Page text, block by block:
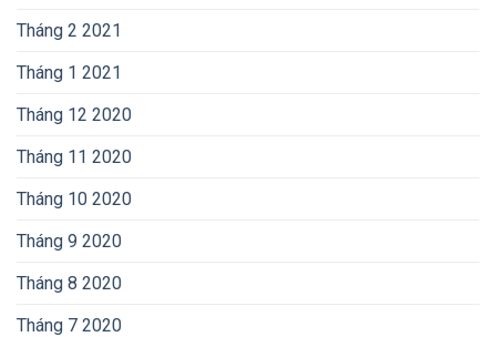
Tháng 2 2021
Tháng 1 2021
Tháng 12 2020
Tháng 11 2020
Tháng 10 2020
Tháng 9 2020
Tháng 8 2020
Tháng 7 2020